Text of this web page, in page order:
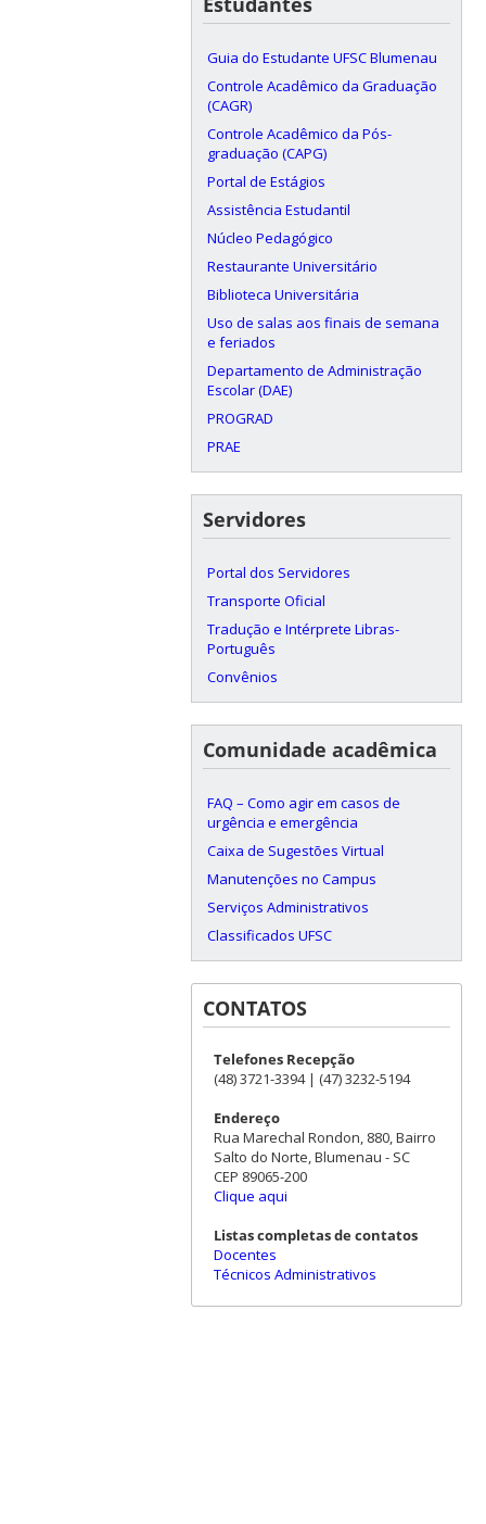
Guia do Estudante UFSC Blumenau
Controle Acadêmico da Graduação
(CAGR)
Controle Acadêmico da Pós-
graduação (CAPG)
Portal de Estágios
Assistência Estudantil
Núcleo Pedagógico
Restaurante Universitário
Biblioteca Universitária
Uso de salas aos finais de semana
e feriados
Departamento de Administração
Escolar (DAE)
PROGRAD
PRAE
Servidores
Portal dos Servidores
Transporte Oficial
Tradução e Intérprete Libras-
Português
Convênios
Comunidade acadêmica
FAQ – Como agir em casos de
urgência e emergência
Caixa de Sugestões Virtual
Manutenções no Campus
Serviços Administrativos
Classificados UFSC
CONTATOS
Telefones Recepção
(48) 3721-3394 | (47) 3232-5194
Endereço
Rua Marechal Rondon, 880, Bairro
Salto do Norte, Blumenau - SC
CEP 89065-200
Clique aqui
Listas completas de contatos
Docentes
Técnicos Administrativos